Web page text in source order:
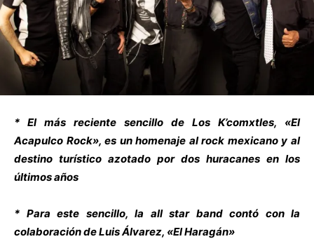
* El más reciente sencillo de Los K’comxtles, «El
Acapulco Rock», es un homenaje al rock mexicano y al
destino turístico azotado por dos huracanes en los
últimos años
* Para este sencillo, la all star band contó con la
colaboración de Luis Álvarez, «El Haragán»